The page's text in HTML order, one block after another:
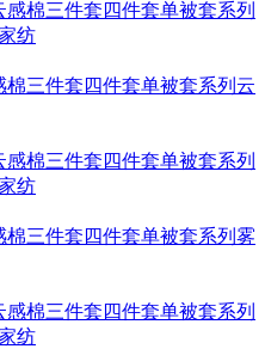
棉三件套四件套单被套系列云
棉三件套四件套单被套系列雾